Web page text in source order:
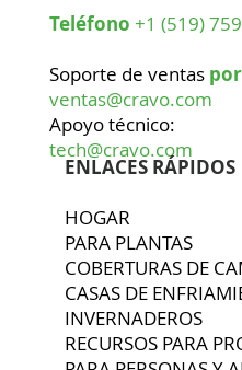
Teléfono +1 (519)
Soporte de ventas
ventas@cravo.com
Apoyo técnico:
tech@cravo.com
ENLACES RÁPIDOS
HOGAR
PARA PLANTAS
COBERTURAS DE
CASAS DE
INVERNADEROS
RECURSOS PARA